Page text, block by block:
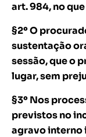
art. 984, no
§2º O
sustentação
sessão, que o
lugar, sem
§3º Nos
previstos no
agravo interno